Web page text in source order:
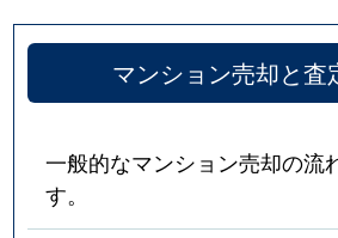
マンション売却と査
一般的なマンション売却の流
す。